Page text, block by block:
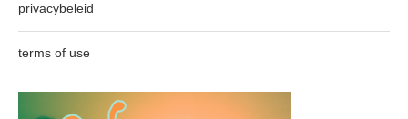
privacybeleid
terms of use